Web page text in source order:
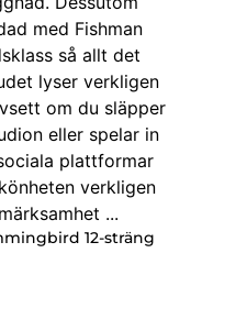
12-sträng